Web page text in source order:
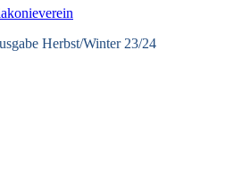
Herbst/Winter 23/24